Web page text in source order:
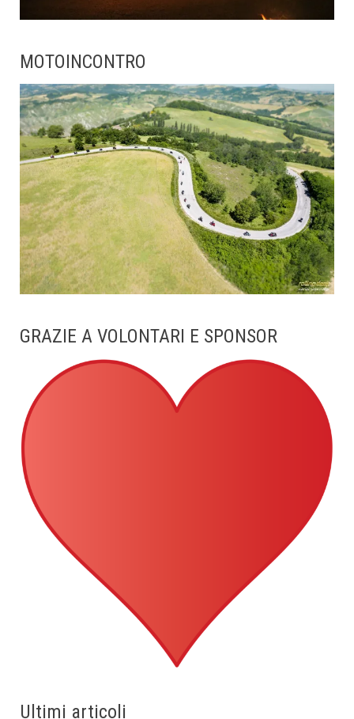
MOTOINCONTRO
GRAZIE A VOLONTARI E SPONSOR
Ultimi articoli